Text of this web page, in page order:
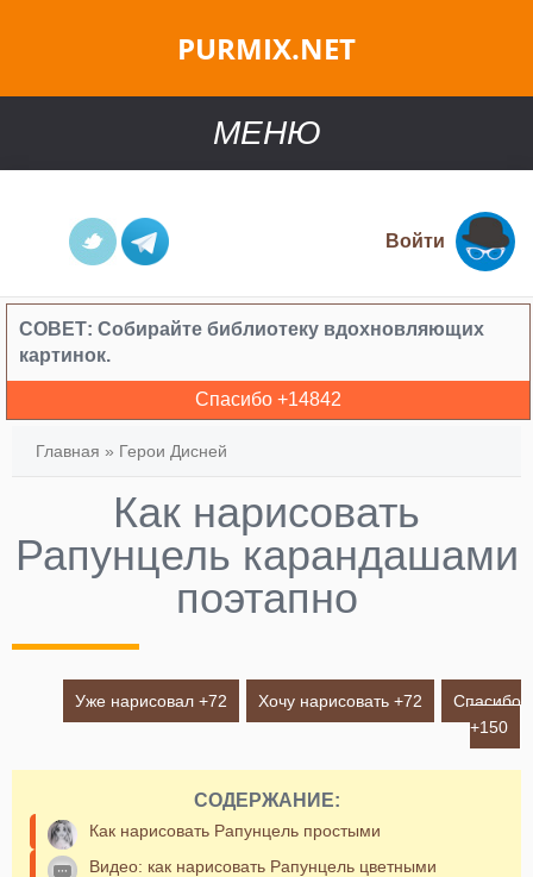
PURMIX.NET
МЕНЮ
Войти
СОВЕТ: Собирайте библиотеку вдохновляющих
картинок.
Спасибо +14842
Главная » Герои Дисней
Как нарисовать
Рапунцель карандашами
поэтапно
Уже нарисовал +72 Хочу нарисовать +72
Спасибо
+150
СОДЕРЖАНИЕ:
Как нарисовать Рапунцель простыми
Видео: как нарисовать Рапунцель цветными